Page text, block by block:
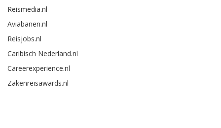
Reismedia.nl
Aviabanen.nl
Reisjobs.nl
Caribisch Nederland.nl
Careerexperience.nl
Zakenreisawards.nl